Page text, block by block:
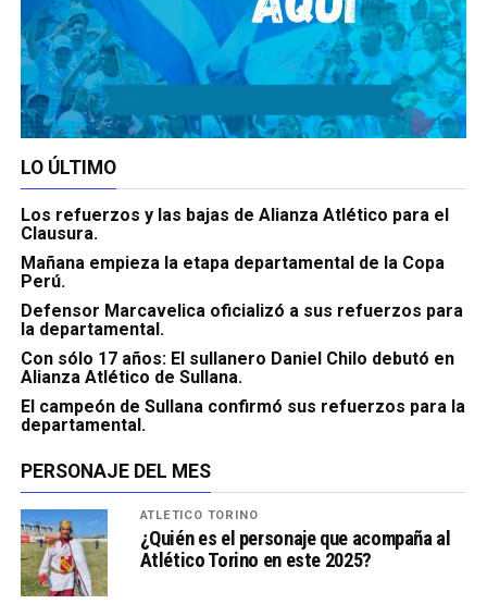
LO ÚLTIMO
Los refuerzos y las bajas de Alianza Atlético para el
Clausura.
Mañana empieza la etapa departamental de la Copa
Perú.
Defensor Marcavelica oficializó a sus refuerzos para
la departamental.
Con sólo 17 años: El sullanero Daniel Chilo debutó en
Alianza Atlético de Sullana.
El campeón de Sullana confirmó sus refuerzos para la
departamental.
PERSONAJE DEL MES
ATLÉTICO TORINO
¿Quién es el personaje que acompaña al
Atlético Torino en este 2025?